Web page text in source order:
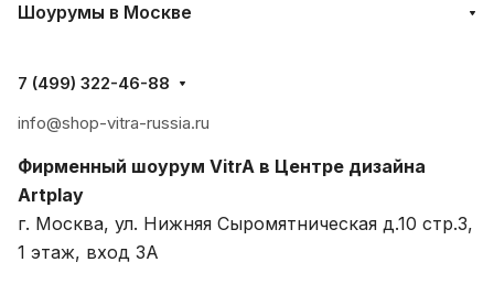
Шоурумы в Москве
7 (499) 322-46-88
info@shop-vitra-russia.ru
Фирменный шоурум VitrA в Центре дизайна
Artplay
г. Москва, ул. Нижняя Сыромятническая д.10 стр.3,
1 этаж, вход 3A